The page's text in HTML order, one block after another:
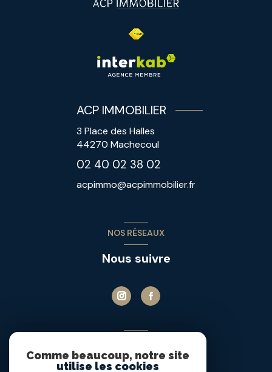
ACP IMMOBILIER
3 Place des Halles
44270 Machecoul
02 40 02 38 02
acpimmo@acpimmobilier.fr
NOS RÉSEAUX
Nous suivre
Nous adhérons
Comme beaucoup, notre site
utilise les cookies